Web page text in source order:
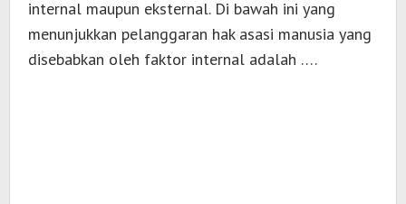
internal maupun eksternal. Di bawah ini yang
menunjukkan pelanggaran hak asasi manusia yang
disebabkan oleh faktor internal adalah ….